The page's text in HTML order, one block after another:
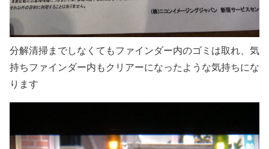
分解清掃までしなくてもファインダー内のゴミは取れ、気
持ちファインダー内もクリアーになったような気持ちにな
ります